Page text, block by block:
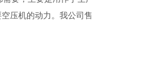
压机的动力。我公司售